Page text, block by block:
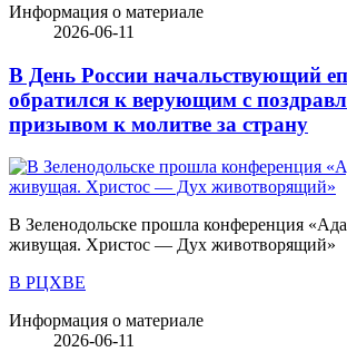
Информация о материале
2026-06-11
В День России начальствующий
обратился к верующим с
призывом к молитве за страну
В Зеленодольске прошла конференция
живущая. Христос — Дух животворящий»
В РЦХВЕ
Информация о материале
2026-06-11